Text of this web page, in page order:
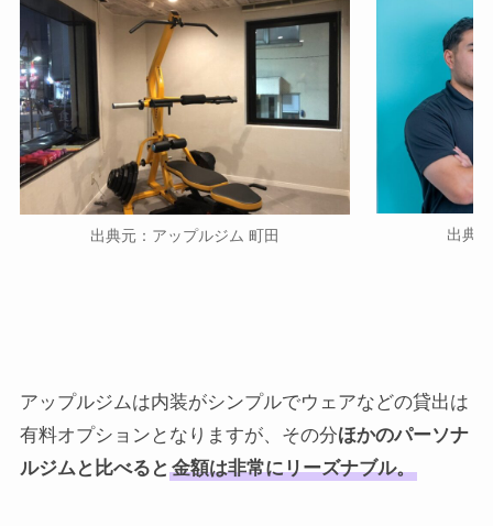
出典元：アップルジム 町田 出典
アップルジムは内装がシンプルでウェアなどの貸出は
有料オプションとなりますが、その分ほかのパーソナ
ルジムと比べると 金額は非常にリーズナブル。